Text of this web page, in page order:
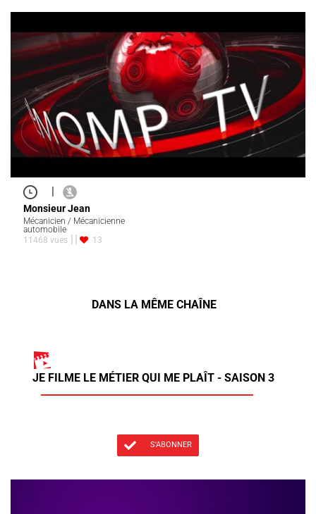
|
Monsieur Jean
Mécanicien / Mécanicienne
automobile
11468 vues
13
DANS LA MÊME CHAÎNE
JE FILME LE MÉTIER QUI ME PLAÎT - SAISON 3
S'ABONNER